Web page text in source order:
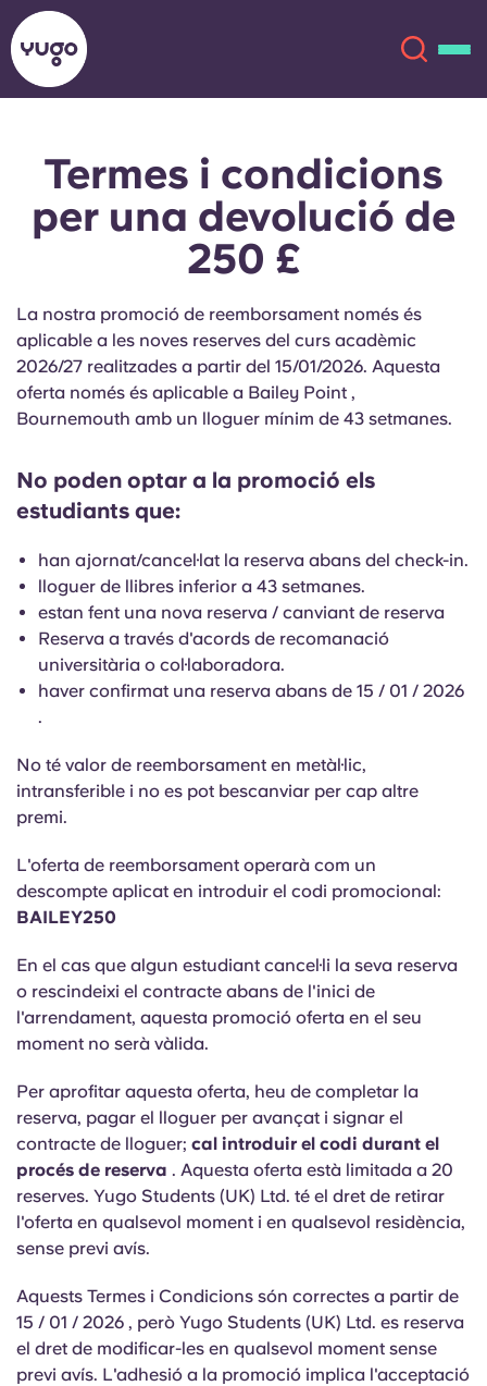
Sobre
Ubicacions
English (GB)
English (US)
Chinese
Deutsch
Italian
Portuguese
Selecciona un país
Selecciona una residència
Inicia la sessió
English (GB)
English (US)
Català Deutsch
Italian French
Termes i condicions
per una devolució de
250 £
La nostra promoció de reemborsament només és
aplicable a les noves reserves del curs acadèmic
2026/27 realitzades a partir del 15/01/2026. Aquesta
oferta només és aplicable a Bailey Point ,
Bournemouth amb un lloguer mínim de 43 setmanes.
No poden optar a la promoció els
estudiants que:
han ajornat/cancel·lat la reserva abans del check-in.
lloguer de llibres inferior a 43 setmanes.
estan fent una nova reserva / canviant de reserva
Reserva a través d'acords de recomanació
universitària o col·laboradora.
haver confirmat una reserva abans de 15 / 01 / 2026
.
No té valor de reemborsament en metàl·lic,
intransferible i no es pot bescanviar per cap altre
premi.
L'oferta de reemborsament operarà com un
descompte aplicat en introduir el codi promocional:
BAILEY250
En el cas que algun estudiant cancel·li la seva reserva
o rescindeixi el contracte abans de l'inici de
l'arrendament, aquesta promoció oferta en el seu
moment no serà vàlida.
Per aprofitar aquesta oferta, heu de completar la
reserva, pagar el lloguer per avançat i signar el
contracte de lloguer; cal introduir el codi durant el
procés de reserva . Aquesta oferta està limitada a 20
reserves. Yugo Students (UK) Ltd. té el dret de retirar
l'oferta en qualsevol moment i en qualsevol residència,
sense previ avís.
Aquests Termes i Condicions són correctes a partir de
15 / 01 / 2026 , però Yugo Students (UK) Ltd. es reserva
el dret de modificar-les en qualsevol moment sense
previ avís. L'adhesió a la promoció implica l'acceptació